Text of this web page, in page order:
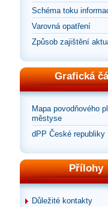
Schéma toku
Varovná opatření
Způsob zajištění
Grafická
Mapa povodňového
městyse
dPP České republiky
Přílohy
Důležité kontakty